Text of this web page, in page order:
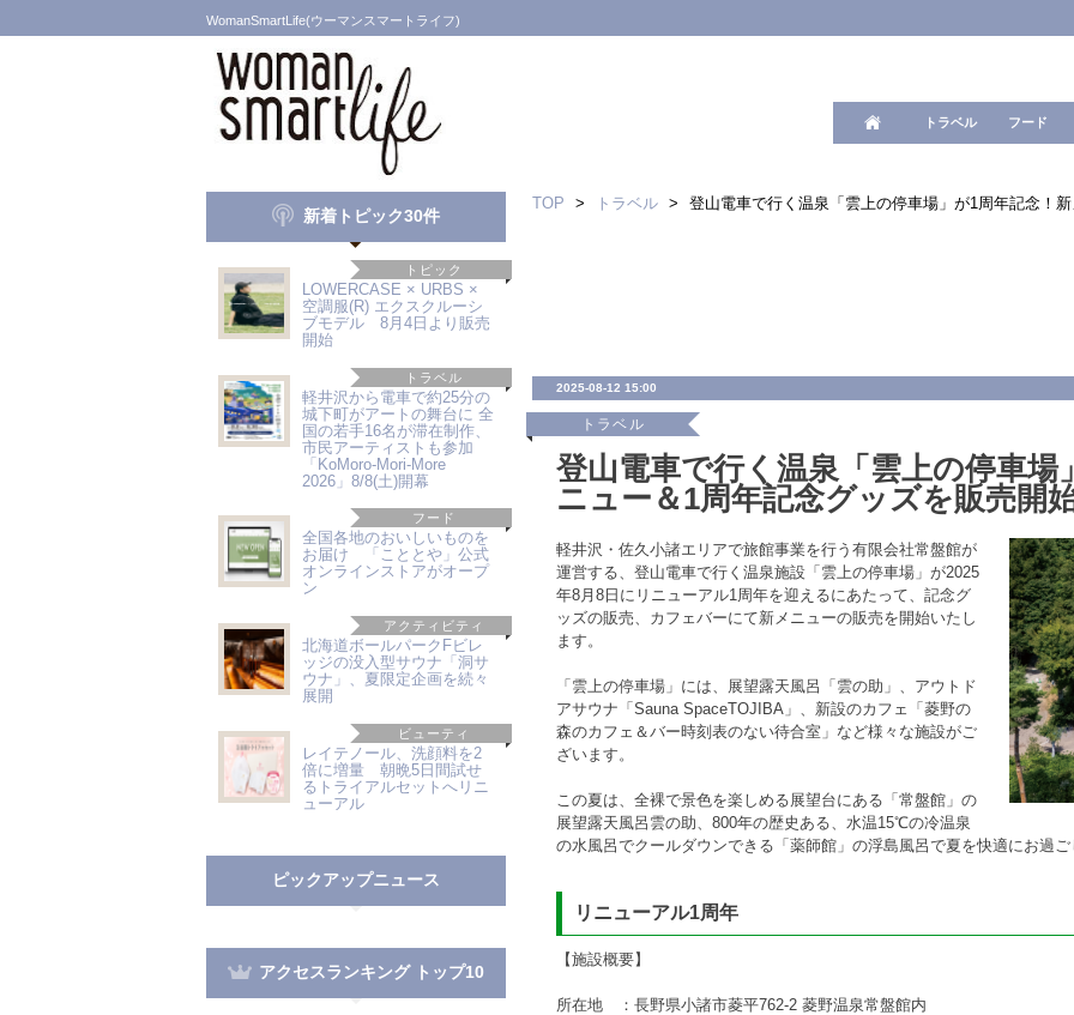
WomanSmartLife(ウーマンスマートライフ)
トラベル フード
新着トピック30件
トピック
LOWERCASE × URBS ×
空調服(R) エクスクルーシ
ブモデル 8月4日より販売
開始
トラベル
軽井沢から電車で約25分の
城下町がアートの舞台に 全
国の若手16名が滞在制作、
市民アーティストも参加
「KoMoro-Mori-More
2026」8/8(土)開幕
フード
全国各地のおいしいものを
お届け 「こととや」公式
オンラインストアがオープ
ン
アクティビティ
北海道ボールパークFビレ
ッジの没入型サウナ「洞サ
ウナ」、夏限定企画を続々
展開
ビューティ
レイテノール、洗顔料を2
倍に増量 朝晩5日間試せ
るトライアルセットへリニ
ューアル
ピックアップニュース
アクセスランキング トップ10
TOP > トラベル > 登山電車で行く温泉「雲上の停車場」が1周年記念！
2025-08-12 15:00
トラベル
登山電車で行く温泉「雲上の停車場
ニュー＆1周年記念グッズを販売開
軽井沢・佐久小諸エリアで旅館事業を行う有限会社常盤館が
運営する、登山電車で行く温泉施設「雲上の停車場」が2025
年8月8日にリニューアル1周年を迎えるにあたって、記念グ
ッズの販売、カフェバーにて新メニューの販売を開始いたし
ます。
「雲上の停車場」には、展望露天風呂「雲の助」、アウトド
アサウナ「Sauna SpaceTOJIBA」、新設のカフェ「菱野の
森のカフェ＆バー時刻表のない待合室」など様々な施設がご
ざいます。
この夏は、全裸で景色を楽しめる展望台にある「常盤館」の
展望露天風呂雲の助、800年の歴史ある、水温15℃の冷温泉
の水風呂でクールダウンできる「薬師館」の浮島風呂で夏を快適にお過
リニューアル1周年
【施設概要】
所在地 ：長野県小諸市菱平762-2 菱野温泉常盤館内